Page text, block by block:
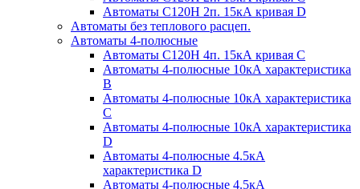
Автоматы С120H 2п. 15кА кривая D
Автоматы без теплового расцеп.
Автоматы 4-полюсные
Автоматы С120H 4п. 15кА кривая C
Автоматы 4-полюсные 10кА характеристика
B
Автоматы 4-полюсные 10кА характеристика
C
Автоматы 4-полюсные 10кА характеристика
D
Автоматы 4-полюсные 4.5кА
характеристика D
Автоматы 4-полюсные 4.5кА